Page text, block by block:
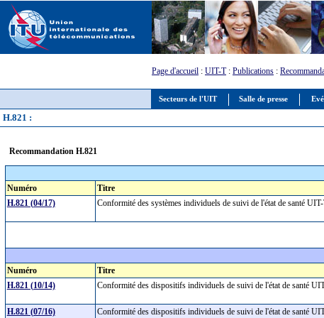
Secteurs de l'UIT Salle de presse
Page d'accueil : UIT-T: Publications :
H.821 :
Recommandation H.821
Numéro
Titre
H.821 (04/17)
Conformité des systèmes individuels de suivi de l'état de santé
Numéro
Titre
H.821 (10/14)
Conformité des dispositifs individuels de suivi de l'état de santé
H.821 (07/16) Conformité des dispositifs individuels de suivi de l'état de santé